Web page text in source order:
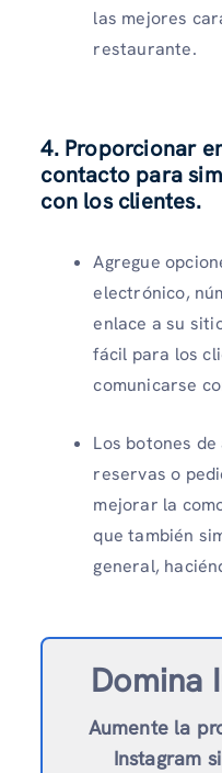
las mejores
restaurante.
4. Proporcionar
contacto para
con los clientes.
Agregue
electrónico,
enlace a su
fácil para los
comunicarse
Los botones
reservas o
mejorar la
que también
general,
Domina
Aumente la
Instagram